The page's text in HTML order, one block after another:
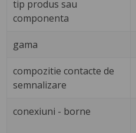
tip produs sau
componenta
gama
compozitie contacte de
semnalizare
conexiuni - borne